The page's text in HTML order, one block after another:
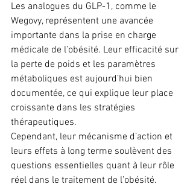
Les analogues du GLP-1, comme le
Wegovy, représentent une avancée
importante dans la prise en charge
médicale de l’obésité. Leur efficacité sur
la perte de poids et les paramètres
métaboliques est aujourd’hui bien
documentée, ce qui explique leur place
croissante dans les stratégies
thérapeutiques.
Cependant, leur mécanisme d’action et
leurs effets à long terme soulèvent des
questions essentielles quant à leur rôle
réel dans le traitement de l’obésité.